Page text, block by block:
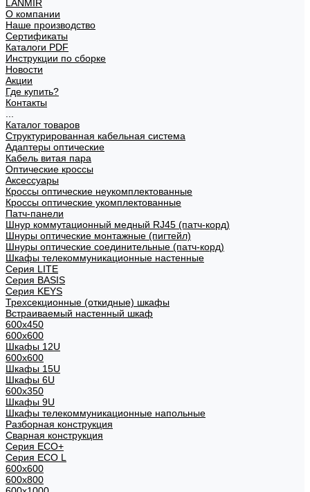
LANMIR
О компании
Наше производство
Сертификаты
Каталоги PDF
Инструкции по сборке
Новости
Акции
Где купить?
Контакты
Каталог товаров
Структурированная кабельная система
Адаптеры оптические
Кабель витая пара
Оптические кроссы
Аксессуары
Кроссы оптические неукомплектованные
Кроссы оптические укомплектованные
Патч-панели
Шнур коммутационный медный RJ45 (патч-корд)
Шнуры оптические монтажные (пигтейл)
Шнуры оптические соединительные (патч-корд)
Шкафы телекоммуникационные настенные
Cерия LITE
Cерия BASIS
Cерия KEYS
Трехсекционные (откидные) шкафы
Встраиваемый настенный шкаф
600x450
600x600
Шкафы 12U
600x600
Шкафы 15U
Шкафы 6U
600x350
Шкафы 9U
Шкафы телекоммуникационные напольные
Разборная конструкция
Сварная конструкция
Серия ECO+
Серия ECO L
600x600
600x800